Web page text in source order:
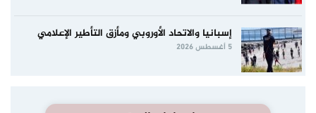
إسبانيا والاتحاد الأوروبي ومأزق التأطير الإعلامي
5 أغسطس 2026